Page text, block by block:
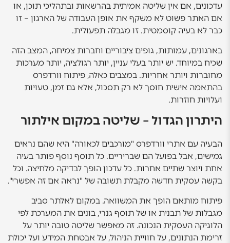
עדכונים, אם אין שליטה אמיתית בהרשאות ובתהליכי תוכן, או
אם האתר פשוט לא משקף את אופן העבודה של הארגון – זו
כבר לא בעיה קוסמטית. זו מגבלה תפעולית.
בארגונים, עמותות, גופים ציבוריים וחברות צמיחה, המצב הזה
שכיח במיוחד. יש יותר בעלי עניין, יותר רגולציה, יותר מערכות
מחוברות ויותר אחריות. במצבים כאלה, פיתוח וורדפרס
בהתאמה אישית חוסך לא רק תסכול, אלא גם זמן, טעויות
ועלויות חוזרות.
היתרון הגדול – שליטה במקום אילתור
הבעיה עם אתרי וורדפרס "מורכבים לכאורה" היא שהם נראים
גמישים, אבל בפועל הם שבריריים. כל תוסף נוסף פותר בעיה
אחת ויוצר שתיים אחרות. כל עדכון הופך לבדיקה מלחיצה. וכל
בקשה עסקית חדשה מקבלת תשובה של "נראה אם זה אפשרי".
פיתוח מותאם הופך את המשוואה. במקום לאלתר סביב
מגבלות של תבנית או של תוסף גנרי, בונים את המערכת לפי
הלוגיקה העסקית הנכונה. זה מאפשר שליטה טובה יותר על
זרימת הנתונים, על חוויית הניהול, על אבטחת המידע ועל יכולת